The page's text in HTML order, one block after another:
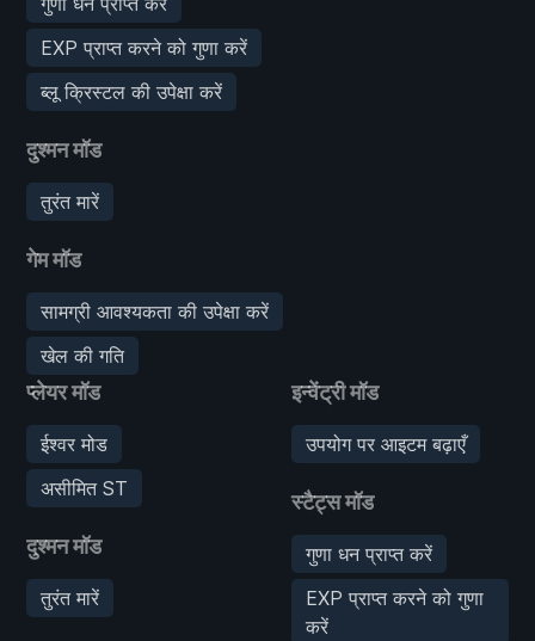
EXP प्राप्त करने को गुणा करें
ब्लू क्रिस्टल की उपेक्षा करें
दुश्मन मॉड
तुरंत मारें
गेम मॉड
सामग्री आवश्यकता की उपेक्षा करें
खेल की गति
प्लेयर मॉड
ईश्वर मोड
असीमित ST
दुश्मन मॉड
तुरंत मारें
इन्वेंट्री मॉड
उपयोग पर आइटम बढ़ाएँ
स्टैट्स मॉड
गुणा धन प्राप्त करें
EXP प्राप्त करने को गुणा
करें